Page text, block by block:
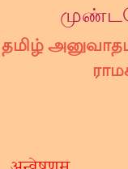
தமிழ்